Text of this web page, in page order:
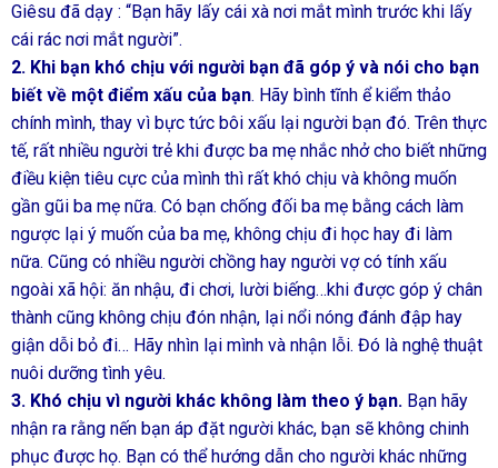
Giêsu đã dạy : “Bạn hãy lấy cái xà nơi mắt mình trước khi lấy
cái rác nơi mắt người”.
2. Khi bạn khó chịu với người bạn đã góp ý và nói cho bạn
biết về một điểm xấu của bạn. Hãy bình tĩnh ể kiểm thảo
chính mình, thay vì bực tức bôi xấu lại người bạn đó. Trên thực
tế, rất nhiều người trẻ khi được ba mẹ nhắc nhở cho biết những
điều kiện tiêu cực của mình thì rất khó chịu và không muốn
gần gũi ba mẹ nữa. Có bạn chống đối ba mẹ bằng cách làm
ngược lại ý muốn của ba mẹ, không chịu đi học hay đi làm
nữa. Cũng có nhiều người chồng hay người vợ có tính xấu
ngoài xã hội: ăn nhậu, đi chơi, lười biếng…khi được góp ý chân
thành cũng không chịu đón nhận, lại nổi nóng đánh đập hay
giận dỗi bỏ đi… Hãy nhìn lại mình và nhận lỗi. Đó là nghệ thuật
nuôi dưỡng tình yêu.
3. Khó chịu vì người khác không làm theo ý bạn. Bạn hãy
nhận ra rằng nến bạn áp đặt người khác, bạn sẽ không chinh
phục được họ. Bạn có thể hướng dẫn cho người khác những